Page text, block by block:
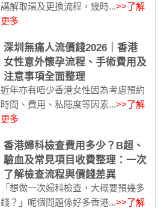
講解取環及更換流程，幾時...>>了解
更多
深圳無痛人流價錢2026｜香港
女性意外懷孕流程、手術費用及
注意事項全面整理
近年亦有唔少香港女性因為考慮預約
時間、費用、私隱度等因素...>>了解
更多
香港婦科檢查費用多少？B超、
驗血及常見項目收費整理：一次
了解檢查流程與價錢差異
「想做一次婦科檢查，大概要預幾多
錢？」呢個問題係好多香港...>>了解